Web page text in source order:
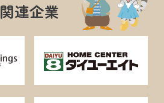
関連企業